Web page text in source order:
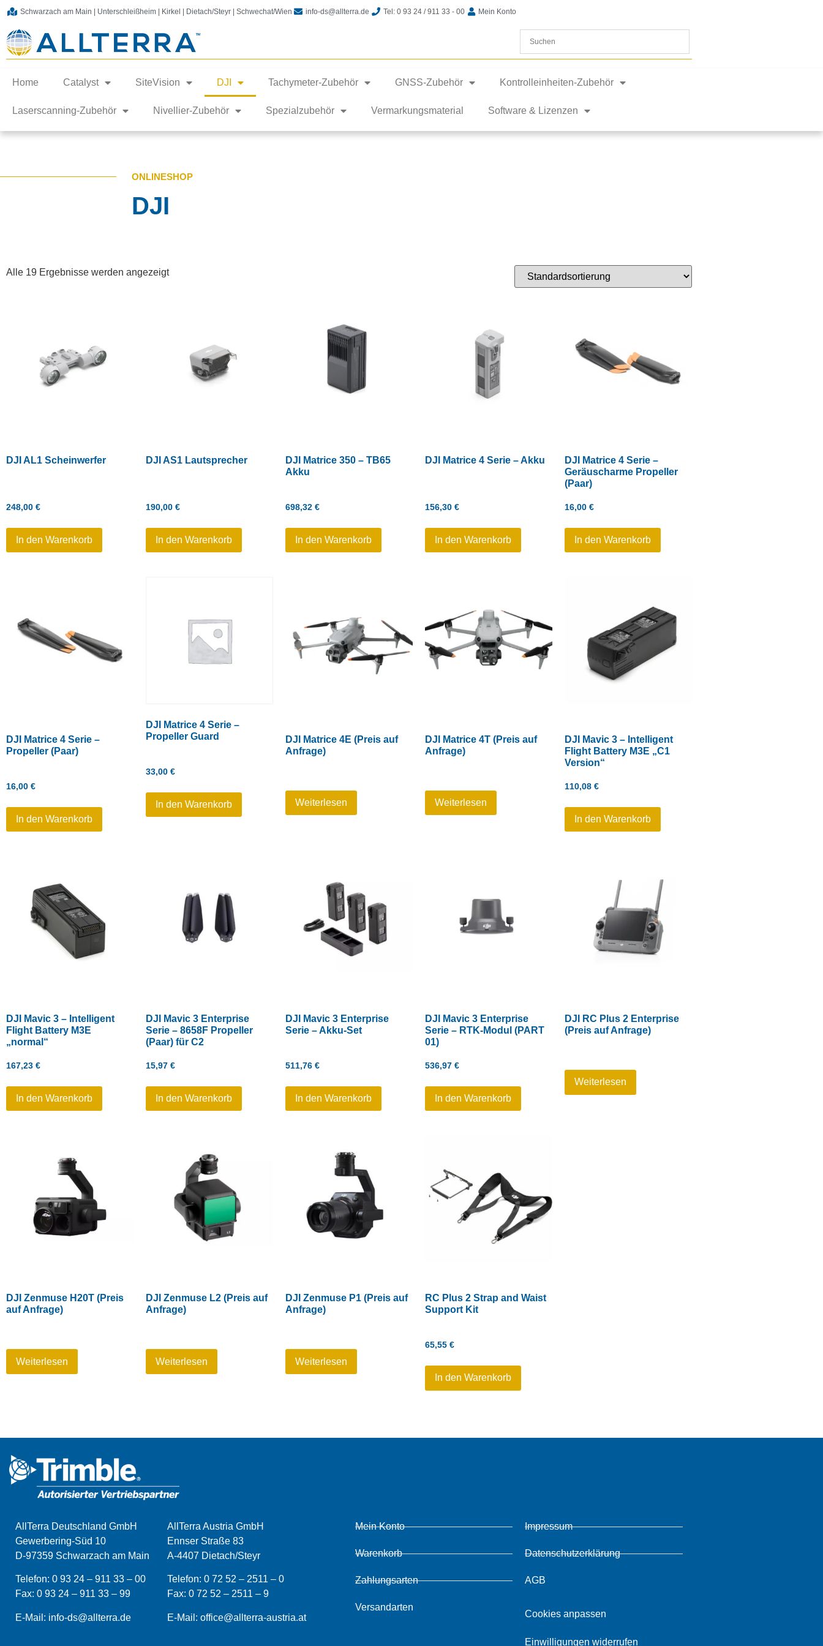
Schwarzach am Main | Unterschleißheim | Kirkel | Dietach/Steyr | Schwechat/Wien info-ds@allterra.de Tel: 0 93 24 / 911 33 - 00 Mein Konto
Home Catalyst SiteVision DJI Tachymeter-Zubehör GNSS-Zubehör Kontrolleinheiten-Zubehör
Laserscanning-Zubehör Nivellier-Zubehör Spezialzubehör Vermarkungsmaterial Software & Lizenzen
ONLINESHOP
DJI
Alle 19 Ergebnisse werden angezeigt
DJI AL1 Scheinwerfer
248,00 €
In den Warenkorb
DJI AS1 Lautsprecher
190,00 €
In den Warenkorb
DJI Matrice 350 – TB65
Akku
698,32 €
In den Warenkorb
DJI Matrice 4 Serie – Akku
156,30 €
In den Warenkorb
DJI Matrice 4 Serie –
Geräuscharme Propeller
(Paar)
16,00 €
In den Warenkorb
DJI Matrice 4 Serie –
Propeller (Paar)
16,00 €
In den Warenkorb
DJI Matrice 4 Serie –
Propeller Guard
33,00 €
In den Warenkorb
DJI Matrice 4E (Preis auf
Anfrage)
Weiterlesen
DJI Matrice 4T (Preis auf
Anfrage)
Weiterlesen
DJI Mavic 3 – Intelligent
Flight Battery M3E „C1
Version“
110,08 €
In den Warenkorb
DJI Mavic 3 – Intelligent
Flight Battery M3E
„normal“
167,23 €
In den Warenkorb
DJI Mavic 3 Enterprise
Serie – 8658F Propeller
(Paar) für C2
15,97 €
In den Warenkorb
DJI Mavic 3 Enterprise
Serie – Akku-Set
511,76 €
In den Warenkorb
DJI Mavic 3 Enterprise
Serie – RTK-Modul (PART
01)
536,97 €
In den Warenkorb
DJI RC Plus 2 Enterprise
(Preis auf Anfrage)
Weiterlesen
DJI Zenmuse H20T (Preis
auf Anfrage)
Weiterlesen
DJI Zenmuse L2 (Preis auf
Anfrage)
Weiterlesen
DJI Zenmuse P1 (Preis auf
Anfrage)
Weiterlesen
RC Plus 2 Strap and Waist
Support Kit
65,55 €
In den Warenkorb
AllTerra Deutschland GmbH
Gewerbering-Süd 10
D-97359 Schwarzach am Main
Telefon: 0 93 24 – 911 33 – 00
Fax: 0 93 24 – 911 33 – 99
E-Mail: info-ds@allterra.de
AllTerra Austria GmbH
Ennser Straße 83
A-4407 Dietach/Steyr
Telefon:0 72 52 – 2511 – 0
Fax:0 72 52 – 2511 – 9
E-Mail:office@allterra-austria.at
Mein Konto
Warenkorb
Zahlungsarten
Versandarten
Impressum
Datenschutzerklärung
AGB
Cookies anpassen
Einwilligungen widerrufen